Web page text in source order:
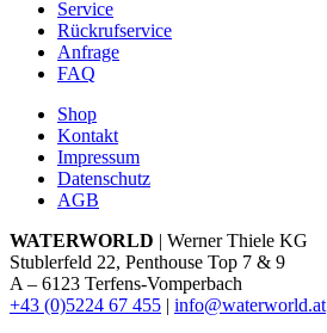
Service
Rückrufservice
Anfrage
FAQ
Shop
Kontakt
Impressum
Datenschutz
AGB
WATERWORLD | Werner Thiele KG
Stublerfeld 22, Penthouse Top 7 & 9
A – 6123 Terfens-Vomperbach
+43 (0)5224 67 455 | info@waterworld.at